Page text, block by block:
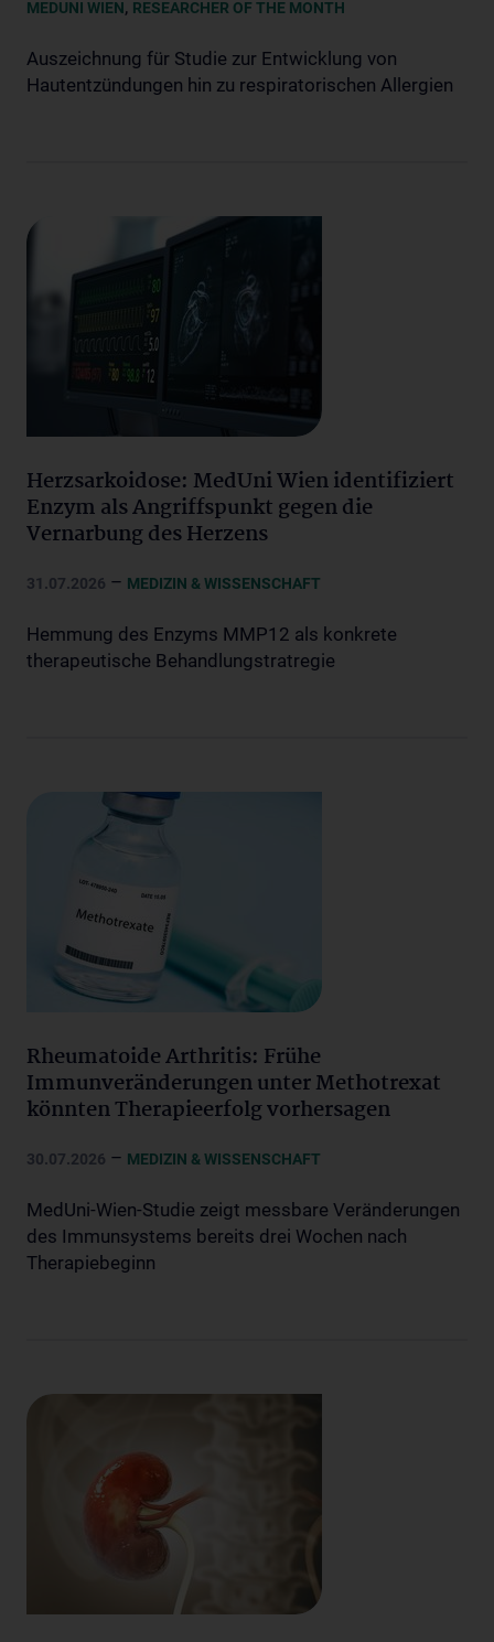
MEDUNI WIEN, RESEARCHER OF THE MONTH
Auszeichnung für Studie zur Entwicklung von
Hautentzündungen hin zu respiratorischen Allergien
Herzsarkoidose: MedUni Wien identifiziert
Enzym als Angriffspunkt gegen die
Vernarbung des Herzens
31.07.2026 – MEDIZIN & WISSENSCHAFT
Hemmung des Enzyms MMP12 als konkrete
therapeutische Behandlungstratregie
Rheumatoide Arthritis: Frühe
Immunveränderungen unter Methotrexat
könnten Therapieerfolg vorhersagen
30.07.2026 – MEDIZIN & WISSENSCHAFT
MedUni-Wien-Studie zeigt messbare Veränderungen
des Immunsystems bereits drei Wochen nach
Therapiebeginn